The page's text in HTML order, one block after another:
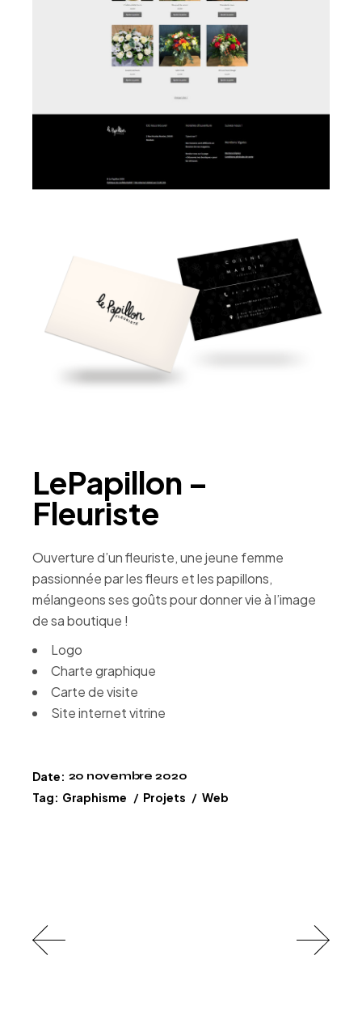
LePapillon –
Fleuriste
Ouverture d’un fleuriste, une jeune femme
passionnée par les fleurs et les papillons,
mélangeons ses goûts pour donner vie à l’image
de sa boutique !
Logo
Charte graphique
Carte de visite
Site internet vitrine
Date: 20 novembre 2020
Tag: Graphisme Projets Web